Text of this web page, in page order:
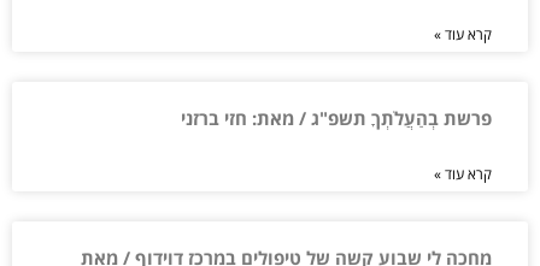
קרא עוד »
פרשת בְהַעֲלֹתְךָ תשפ"ג / מאת: חזי ברזני
קרא עוד »
מחכה לי שבוע קשה של טיפולים במרכז דוידוף / מאת